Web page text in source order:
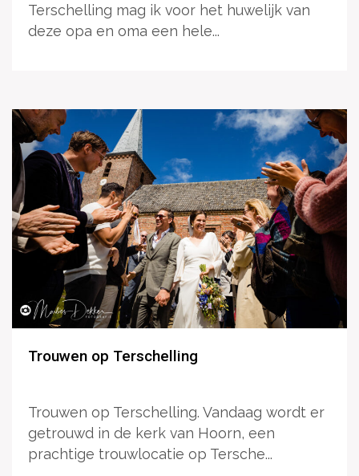
Terschelling mag ik voor het huwelijk van
deze opa en oma een hele...
Trouwen op Terschelling
Trouwen op Terschelling. Vandaag wordt er
getrouwd in de kerk van Hoorn, een
prachtige trouwlocatie op Tersche...